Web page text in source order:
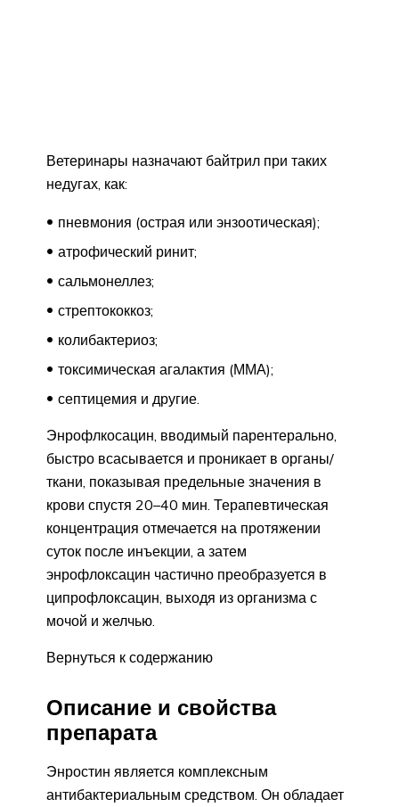
Ветеринары назначают байтрил при таких
недугах, как:
пневмония (острая или энзоотическая);
атрофический ринит;
сальмонеллез;
стрептококкоз;
колибактериоз;
токсимическая агалактия (ММА);
септицемия и другие.
Энрофлкосацин, вводимый парентерально,
быстро всасывается и проникает в органы/
ткани, показывая предельные значения в
крови спустя 20–40 мин. Терапевтическая
концентрация отмечается на протяжении
суток после инъекции, а затем
энрофлоксацин частично преобразуется в
ципрофлоксацин, выходя из организма с
мочой и желчью.
Вернуться к содержанию
Описание и свойства
препарата
Энростин является комплексным
антибактериальным средством. Он обладает